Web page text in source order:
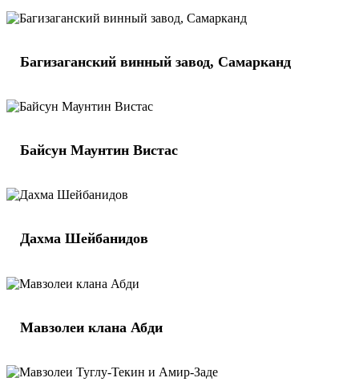
Багизаганский винный завод, Самарканд
Байсун Маунтин Вистас
Дахма Шейбанидов
Мавзолеи клана Абди